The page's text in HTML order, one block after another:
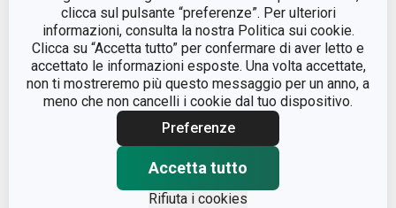
clicca sul pulsante “preferenze”. Per ulteriori
informazioni, consulta la nostra Politica sui cookie.
Clicca su “Accetta tutto” per confermare di aver letto e
accettato le informazioni esposte. Una volta accettate,
non ti mostreremo più questo messaggio per un anno, a
meno che non cancelli i cookie dal tuo dispositivo.
Preferenze
Accetta tutto
Rifiuta i cookies
MATERIALE plastica
TIPO tagliere
LAVAGGIO IN LAVASTOVIGLIE
8592973125290
DURATA DELLA GARANZIA (IN